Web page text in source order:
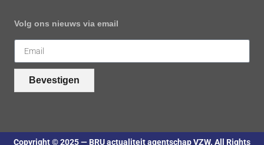
Volg ons nieuws via email
Bevestigen
Copyright © 2025 — BRU actualiteit agentschap VZW. All Rights